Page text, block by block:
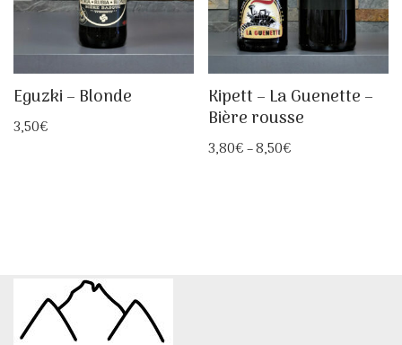
Eguzki – Blonde
3,50€
Kipett – La Guenette –
Bière rousse
3,80€–8,50€